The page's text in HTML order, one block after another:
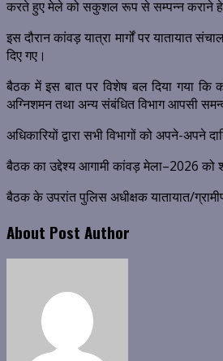
करते हुए मेले को सकुशल रूप से सम्पन्न कराने हेतु
इस दौरान कांवड़ यात्रा मार्गों पर यातायात
दिए गए।
बैठक में इस बात पर विशेष बल दिया गया कि
अग्निशमन तथा अन्य संबंधित विभाग आपसी
अधिकारियों द्वारा सभी विभागों को अपने-अपने
बैठक का उद्देश्य आगामी कांवड़ मेला–2026 को
बैठक के उपरांत पुलिस अधीक्षक यातायात/
About Post Author